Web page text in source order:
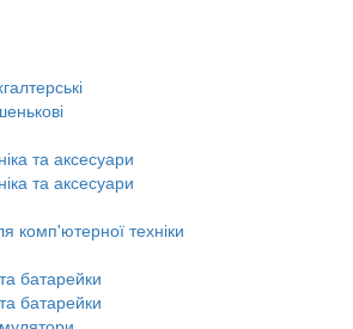
та аксесуари
та аксесуари
комп'ютерної техніки
батарейки
батарейки